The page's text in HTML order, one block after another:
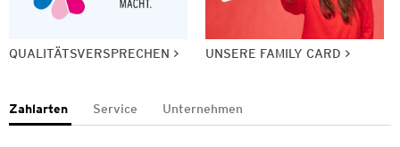
QUALITÄTSVERSPRECHEN UNSERE FAMILY CARD
Zahlarten Service Unternehmen